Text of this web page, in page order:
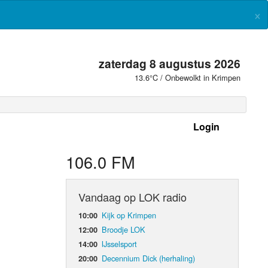
×
zaterdag 8 augustus 2026
13.6°C / Onbewolkt in Krimpen
Login
106.0 FM
Vandaag op LOK radio
10:00 Kijk op Krimpen
12:00 Broodje LOK
14:00 IJsselsport
20:00 Decennium Dick (herhaling)